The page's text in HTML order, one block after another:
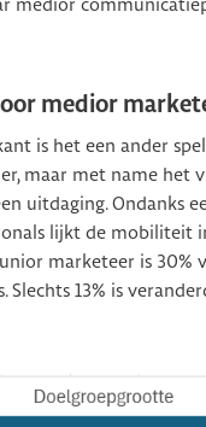
medior
medior
is het een ander
maar met name het
uitdaging. Ondanks
lijkt de mobiliteit
marketeer is 30%
Slechts 13% is